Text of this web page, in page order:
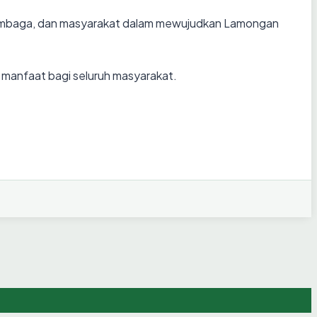
dan masyarakat dalam mewujudkan Lamongan
bagi seluruh masyarakat.
DAN FORKOPIMCAM SAMBENG
2025
2026
DAN IKD SE-KABUPATEN LAMONGAN